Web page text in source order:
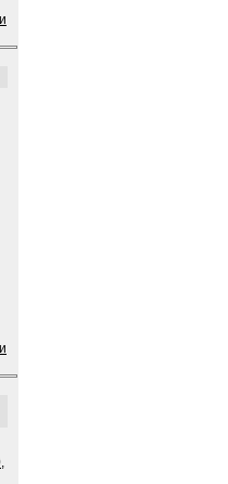
,